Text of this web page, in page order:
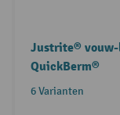
Justrite®
QuickBerm®
6 Varianten